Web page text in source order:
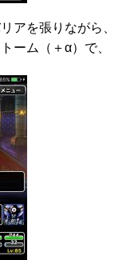
アを張りながら、
ーム（＋α）で、